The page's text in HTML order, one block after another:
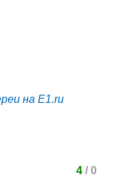
на E1.ru
4/ 0